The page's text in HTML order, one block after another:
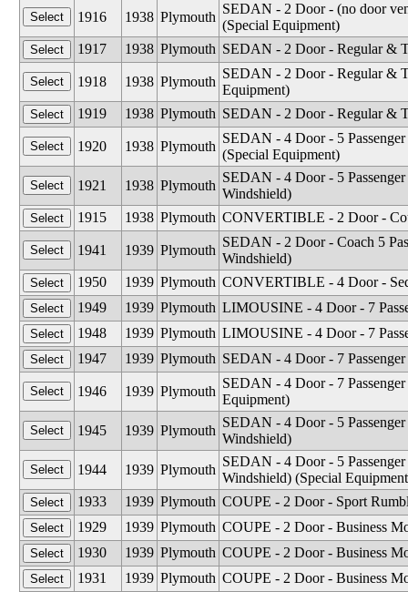
1916 1938 Plymouth
SEDAN - 2 Door - (no door
(Special Equipment)
1917
1938 Plymouth SEDAN - 2 Door - Regular &
1918 1938 Plymouth
SEDAN - 2 Door - Regular &
Equipment)
1919
1938 Plymouth SEDAN - 2 Door - Regular &
1920 1938 Plymouth
SEDAN - 4 Door - 5
(Special Equipment)
1921
1938 Plymouth
SEDAN - 4 Door - 5
Windshield)
1915
1938 Plymouth CONVERTIBLE - 2 Door -
1941 1939 Plymouth
SEDAN - 2 Door - Coach 5
Windshield)
1950
1939 Plymouth CONVERTIBLE - 4 Door -
1949
1939 Plymouth LIMOUSINE - 4 Door - 7
1948
1939 Plymouth LIMOUSINE - 4 Door - 7
1947
1939 Plymouth SEDAN - 4 Door - 7
1946 1939 Plymouth
SEDAN - 4 Door - 7
Equipment)
1945
1939 Plymouth
SEDAN - 4 Door - 5
Windshield)
1944
1939 Plymouth
SEDAN - 4 Door - 5
Windshield) (Special
1933
1939 Plymouth COUPE - 2 Door - Sport
1929
1939 Plymouth COUPE - 2 Door - Business
1930
1939 Plymouth COUPE - 2 Door - Business
1931
1939 Plymouth COUPE - 2 Door - Business